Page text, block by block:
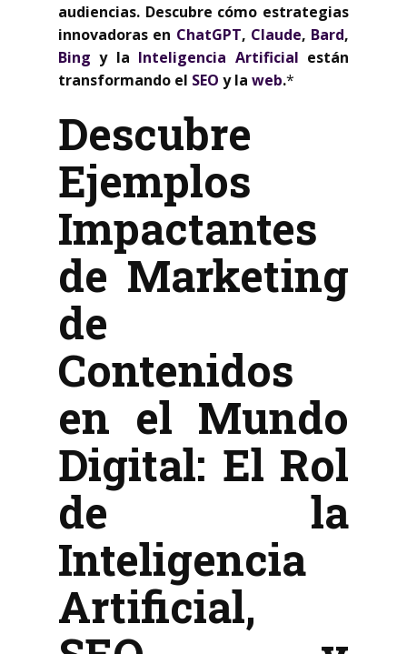
audiencias. Descubre cómo estrategias
innovadoras en ChatGPT, Claude, Bard,
Bing y la Inteligencia Artificial están
transformando el SEO y la web.*
Descubre
Ejemplos
Impactantes
de Marketing
de
Contenidos
en el Mundo
Digital: El Rol
de la
Inteligencia
Artificial,